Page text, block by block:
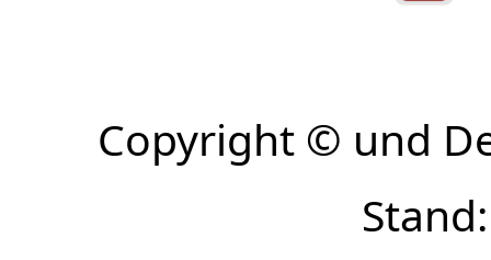
Copyright © und